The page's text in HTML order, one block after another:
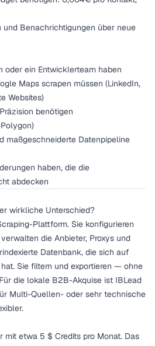
und Benachrichtigungen über neue
oder ein Entwicklerteam haben
Maps scrapen müssen (LinkedIn,
Websites)
benötigen
maßgeschneiderte Datenpipeline
haben, die die
abdecken
wirkliche Unterschied?
Plattform. Sie konfigurieren
die Anbieter, Proxys und
Datenbank, die sich auf
Sie filtern und exportieren — ohne
die lokale B2B-Akquise ist IBLead
Multi-Quellen- oder sehr technische
mit etwa 5 $ Credits pro Monat. Das